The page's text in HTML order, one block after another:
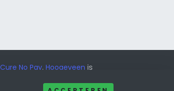
No Pay. Hoogeveen is